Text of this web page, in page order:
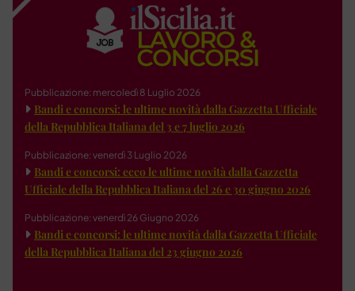
Pubblicazione: mercoledì 8 Luglio 2026
Bandi e concorsi: le ultime novità dalla Gazzetta Ufficiale
della Repubblica Italiana del 3 e 7 luglio 2026
Pubblicazione: venerdì 3 Luglio 2026
Bandi e concorsi: ecco le ultime novità dalla Gazzetta
Ufficiale della Repubblica Italiana del 26 e 30 giugno 2026
Pubblicazione: venerdì 26 Giugno 2026
Bandi e concorsi: le ultime novità dalla Gazzetta Ufficiale
della Repubblica Italiana del 23 giugno 2026